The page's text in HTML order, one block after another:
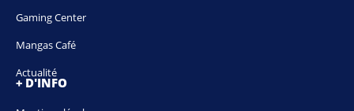
Gaming Center
Mangas Café
Actualité
+ D'INFO